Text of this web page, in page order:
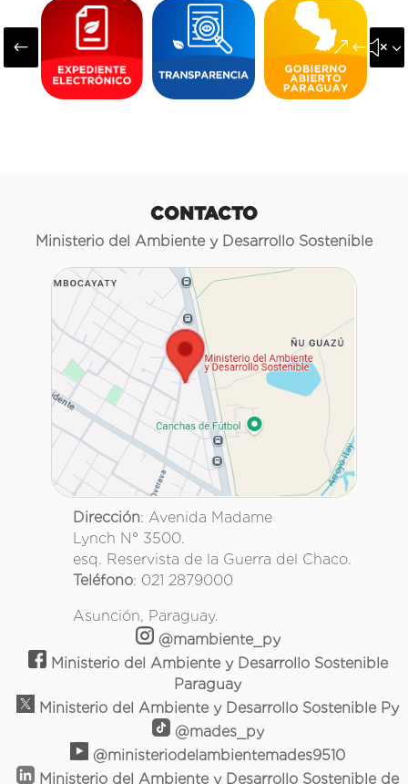
#
CONTACTO
Ministerio del Ambiente y Desarrollo Sostenible
Dirección: Avenida Madame
Lynch N° 3500.
esq. Reservista de la Guerra del Chaco.
Teléfono: 021 2879000
Asunción, Paraguay.
@mambiente_py
Ministerio del Ambiente y Desarrollo Sostenible
Paraguay
Ministerio del Ambiente y Desarrollo Sostenible Py
@mades_py
@ministeriodelambientemades9510
Ministerio del Ambiente y Desarrollo Sostenible de